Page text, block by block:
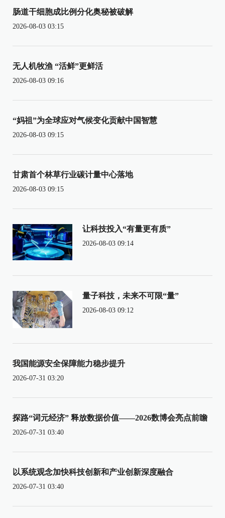
肠道干细胞成比例分化奥秘被破解
2026-08-03 03:15
无人机牧渔 “活鲜”更鲜活
2026-08-03 09:16
“妈祖”为全球应对气候变化贡献中国智慧
2026-08-03 09:15
甘肃首个林草行业碳计量中心落地
2026-08-03 09:15
让科技投入“有量更有质”
2026-08-03 09:14
量子科技，未来不可限“量”
2026-08-03 09:12
我国能源安全保障能力稳步提升
2026-07-31 03:20
探路“词元经济” 释放数据价值——2026数博会亮点前瞻
2026-07-31 03:40
以系统观念加快科技创新和产业创新深度融合
2026-07-31 03:40